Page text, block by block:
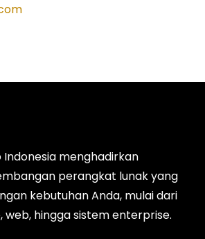
Indonesia menghadirkan
perangkat lunak yang
kebutuhan Anda, mulai dari
, web, hingga sistem enterprise.